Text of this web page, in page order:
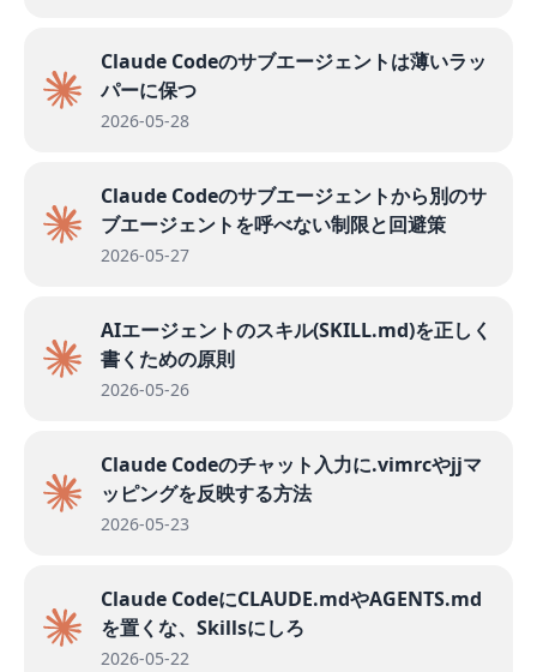
Claude Codeのサブエージェントは薄いラッ
パーに保つ
2026-05-28
Claude Codeのサブエージェントから別のサ
ブエージェントを呼べない制限と回避策
2026-05-27
AIエージェントのスキル(SKILL.md)を正しく
書くための原則
2026-05-26
Claude Codeのチャット入力に.vimrcやjjマ
ッピングを反映する方法
2026-05-23
Claude CodeにCLAUDE.mdやAGENTS.md
を置くな、Skillsにしろ
2026-05-22